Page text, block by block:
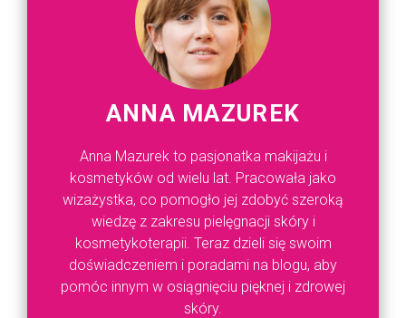
ANNA MAZUREK
Anna Mazurek to pasjonatka makijażu i
kosmetyków od wielu lat. Pracowała jako
wizażystka, co pomogło jej zdobyć szeroką
wiedzę z zakresu pielęgnacji skóry i
kosmetykoterapii. Teraz dzieli się swoim
doświadczeniem i poradami na blogu, aby
pomóc innym w osiągnięciu pięknej i zdrowej
skóry.